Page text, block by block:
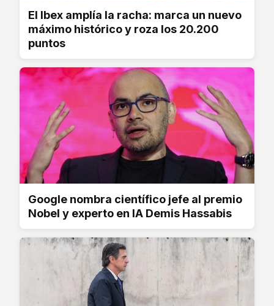
El Ibex amplía la racha: marca un nuevo
máximo histórico y roza los 20.200
puntos
Google nombra científico jefe al premio
Nobel y experto en IA Demis Hassabis